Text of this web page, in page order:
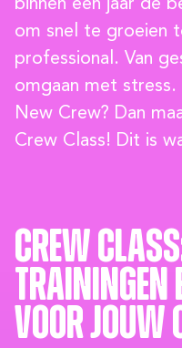
binnen een jaar de
om snel te groeien
professional. Van
omgaan met stress.
New Crew? Dan
Crew Class! Dit is
Crew
trainingen
voor jouw